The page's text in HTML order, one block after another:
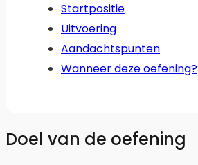
Startpositie
Uitvoering
Aandachtspunten
Wanneer deze oefening?
Doel van de oefening